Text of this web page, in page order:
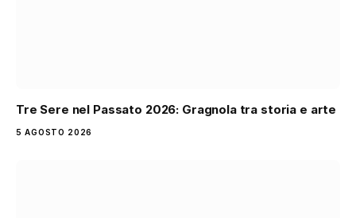
Tre Sere nel Passato 2026: Gragnola tra storia e arte
5 AGOSTO 2026